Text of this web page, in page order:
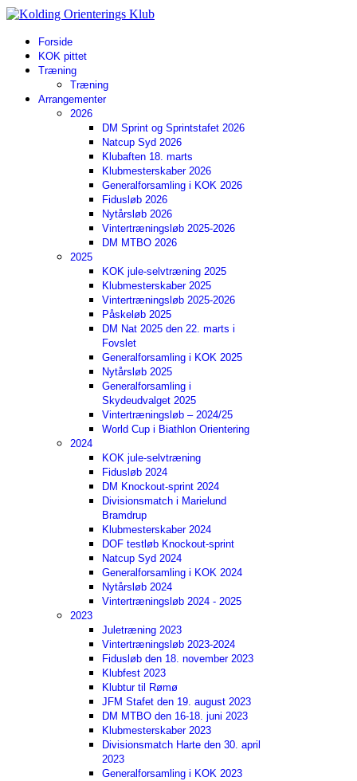
Forside
KOK pittet
Træning
Træning
Arrangementer
2026
DM Sprint og Sprintstafet 2026
Natcup Syd 2026
Klubaften 18. marts
Klubmesterskaber 2026
Generalforsamling i KOK 2026
Fidusløb 2026
Nytårsløb 2026
Vintertræningsløb 2025-2026
DM MTBO 2026
2025
KOK jule-selvtræning 2025
Klubmesterskaber 2025
Vintertræningsløb 2025-2026
Påskeløb 2025
DM Nat 2025 den 22. marts i
Fovslet
Generalforsamling i KOK 2025
Nytårsløb 2025
Generalforsamling i
Skydeudvalget 2025
Vintertræningsløb – 2024/25
World Cup i Biathlon Orientering
2024
KOK jule-selvtræning
Fidusløb 2024
DM Knockout-sprint 2024
Divisionsmatch i Marielund
Bramdrup
Klubmesterskaber 2024
DOF testløb Knockout-sprint
Natcup Syd 2024
Generalforsamling i KOK 2024
Nytårsløb 2024
Vintertræningsløb 2024 - 2025
2023
Juletræning 2023
Vintertræningsløb 2023-2024
Fidusløb den 18. november 2023
Klubfest 2023
Klubtur til Rømø
JFM Stafet den 19. august 2023
DM MTBO den 16-18. juni 2023
Klubmesterskaber 2023
Divisionsmatch Harte den 30. april
2023
Generalforsamling i KOK 2023